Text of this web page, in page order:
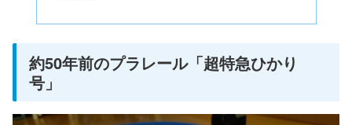
約50年前のプラレール「超特急ひかり
号」